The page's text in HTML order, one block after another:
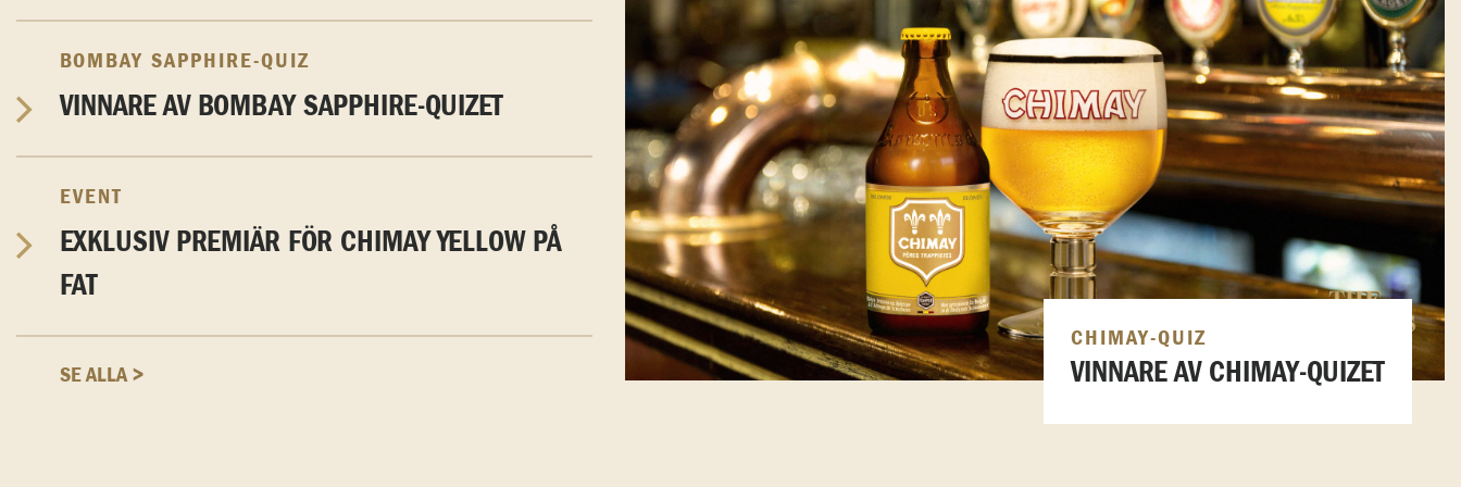
CHIMAY-QUIZ
VINNARE AV CHIMAY-QUIZET
BOMBAY SAPPHIRE-QUIZ
VINNARE AV BOMBAY SAPPHIRE-QUIZET
EVENT
EXKLUSIV PREMIÄR FÖR CHIMAY YELLOW PÅ
FAT
SE ALLA >